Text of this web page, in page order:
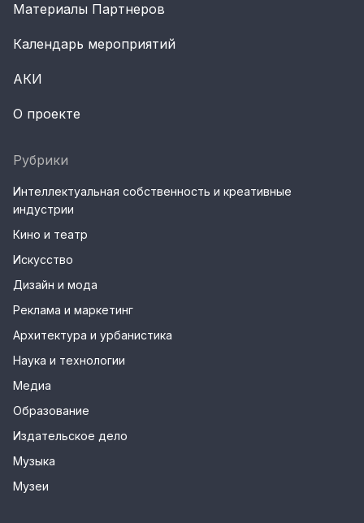
Материалы Партнеров
Календарь мероприятий
АКИ
О проекте
Рубрики
Интеллектуальная собственность и креативные
индустрии
Кино и театр
Искусство
Дизайн и мода
Реклама и маркетинг
Архитектура и урбанистика
Наука и технологии
Медиа
Образование
Издательское дело
Музыка
Музеи